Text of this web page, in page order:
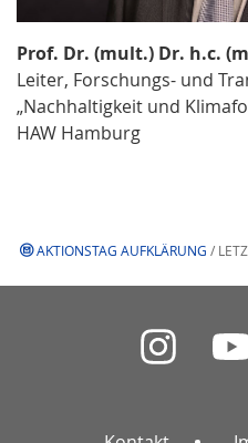
Prof. Dr. (mult.) Dr. h.c.
Leiter, Forschungs- und
„Nachhaltigkeit und
HAW Hamburg
AKTIONSTAG AUFKLÄRUNG /